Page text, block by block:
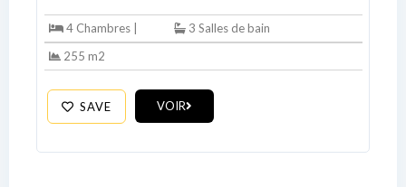
4 Chambres |
3 Salles de bain
255 m2
SAVE VOIR
No apps configured. Please contact
your administrator.